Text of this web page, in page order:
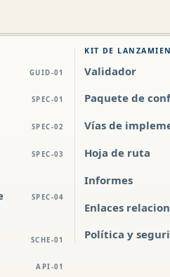
GUID-01
SPEC-01
SPEC-02
SPEC-03
SPEC-04
SCHE-01
API-01
KIT DE
Validador
Paquete de
Vías de
Hoja de ruta
Informes
Enlaces
Política y